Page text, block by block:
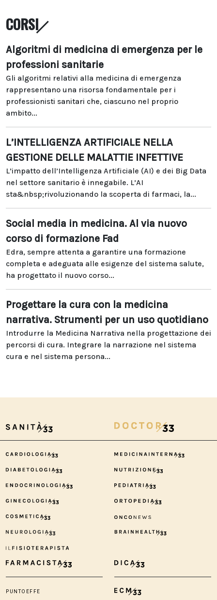
CORSI
Algoritmi di medicina di emergenza per le
professioni sanitarie
Gli algoritmi relativi alla medicina di emergenza
rappresentano una risorsa fondamentale per i
professionisti sanitari che, ciascuno nel proprio
ambito...
L’INTELLIGENZA ARTIFICIALE NELLA
GESTIONE DELLE MALATTIE INFETTIVE
L’impatto dell’Intelligenza Artificiale (AI) e dei Big Data
nel settore sanitario è innegabile. L’AI
sta&nbsp;rivoluzionando la scoperta di farmaci, la...
Social media in medicina. Al via nuovo
corso di formazione Fad
Edra, sempre attenta a garantire una formazione
completa e adeguata alle esigenze del sistema salute,
ha progettato il nuovo corso...
Progettare la cura con la medicina
narrativa. Strumenti per un uso quotidiano
Introdurre la Medicina Narrativa nella progettazione dei
percorsi di cura. Integrare la narrazione nel sistema
cura e nel sistema persona...